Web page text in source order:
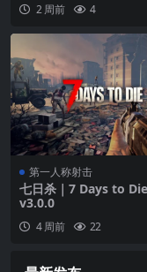
2 周前 4
第一人称射击
七日杀｜7 Days to Die
v3.0.0
4 周前 22